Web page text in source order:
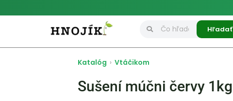
Hľadať
Katalóg › Vtáčikom
Sušení múčni červy 1kg